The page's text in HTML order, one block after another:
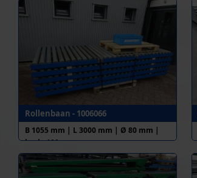
Rollenbaan - 1006066
B 1055 mm | L 3000 mm | Ø 80 mm |
h.o.h. 100 mm